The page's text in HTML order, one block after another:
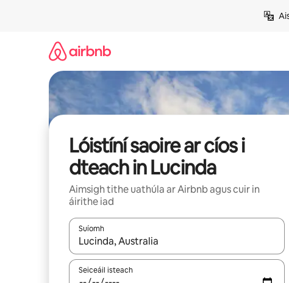
Lóistíní saoire ar cíos i
dteach in Lucinda
Aimsigh tithe uathúla ar Airbnb agus cuir in
áirithe iad
Suíomh
Nuair a bheidh torthaí ar fáil, déan nascleanúint le
Seiceáil isteach